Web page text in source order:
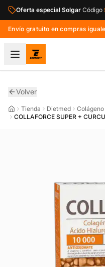
Saltar al contenido principal
Oferta especial Solgar Código
Envío gratuito en compras
Volver
Tienda Dietmed
Colágeno
COLLAFORCE SUPER +